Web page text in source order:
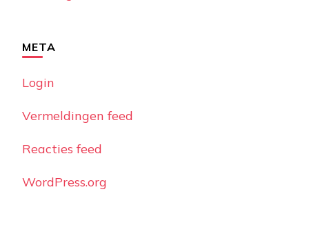
META
Login
Vermeldingen feed
Reacties feed
WordPress.org